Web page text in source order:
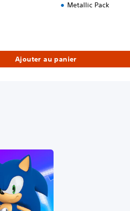
Metallic Pack
Ajouter au panier